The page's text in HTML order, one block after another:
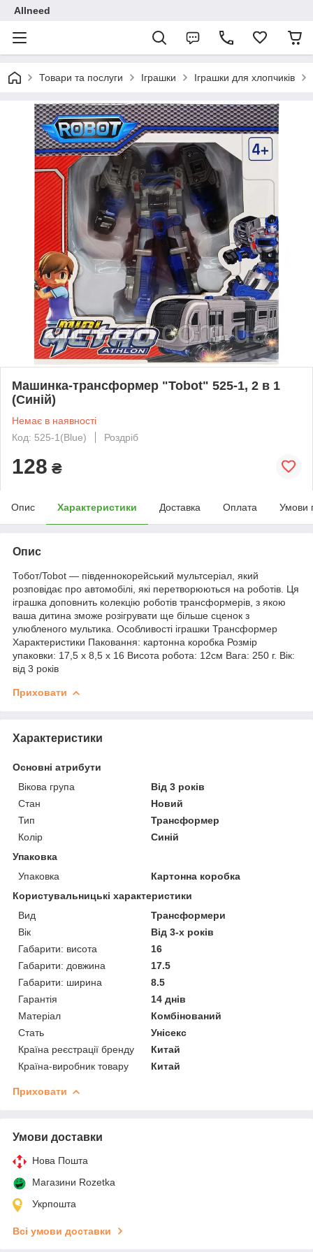
Allneed
Товари та послуги Іграшки Іграшки для хлопчиків
Машинка-трансформер "Tobot" 525-1, 2 в 1
(Синій)
Немає в наявності
Код: 525-1(Blue)
Роздріб
128 ₴
Опис Характеристики Доставка Оплата Умови
Опис
Тобот/Tobot — південнокорейський мультсеріал, який
розповідає про автомобілі, які перетворюються на роботів. Ця
іграшка доповнить колекцію роботів трансформерів, з якою
ваша дитина зможе розігрувати ще більше сценок з
улюбленого мультика. Особливості іграшки Трансформер
Характеристики Паковання: картонна коробка Розмір
упаковки: 17,5 х 8,5 х 16 Висота робота: 12см Вага: 250 г. Вік:
від 3 років
Приховати
Характеристики
Основні атрибути
Вікова група
Від 3 років
Стан
Новий
Тип
Трансформер
Колір
Синій
Упаковка
Упаковка
Картонна коробка
Користувальницькі характеристики
Вид
Трансформери
Вік
Від 3-х років
Габарити: висота
16
Габарити: довжина
17.5
Габарити: ширина
8.5
Гарантія
14 днів
Матеріал
Комбінований
Стать
Унісекс
Країна реєстрації бренду
Китай
Країна-виробник товару
Китай
Приховати
Умови доставки
Нова Пошта
Магазини Rozetka
Укрпошта
Всі умови доставки